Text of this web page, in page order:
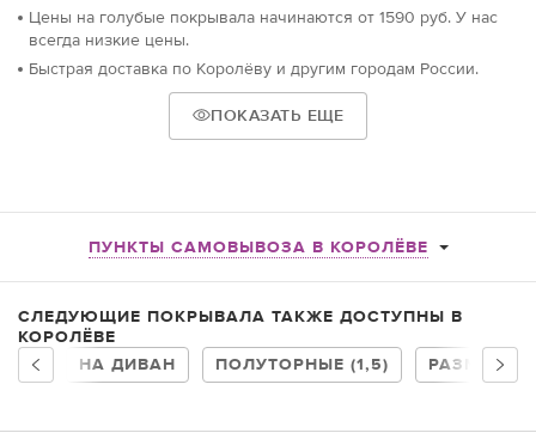
Цены на голубые покрывала начинаются от 1590 руб. У нас
всегда низкие цены.
Быстрая доставка по Королёву и другим городам России.
ПОКАЗАТЬ ЕЩЕ
ПУНКТЫ САМОВЫВОЗА В КОРОЛЁВЕ
СЛЕДУЮЩИЕ ПОКРЫВАЛА ТАКЖЕ ДОСТУПНЫ В
КОРОЛЁВЕ
НА ДИВАН
ПОЛУТОРНЫЕ (1,5) РАЗМЕР